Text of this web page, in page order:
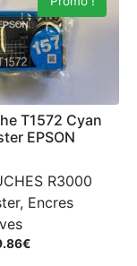
T1572 Cyan
EPSON
R3000
Encres
€